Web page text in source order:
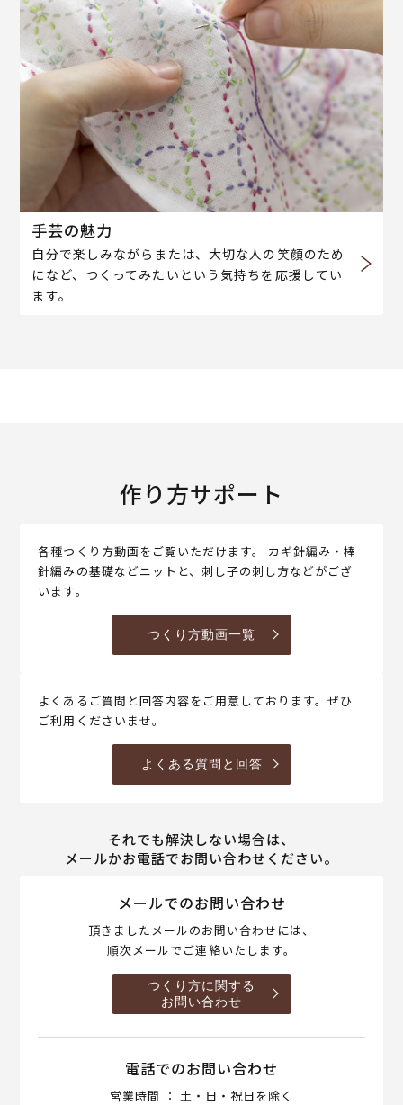
手芸の魅力
自分で楽しみながらまたは、大切な人の笑顔のため
になど、つくってみたいという気持ちを応援してい
ます。
作り方サポート
各種つくり方動画をご覧いただけます。 カギ針編み・棒
針編みの基礎などニットと、刺し子の刺し方などがござ
います。
つくり方動画一覧
よくあるご質問と回答内容をご用意しております。ぜひ
ご利用くださいませ。
よくある質問と回答
それでも解決しない場合は、
メールかお電話でお問い合わせください。
メールでのお問い合わせ
頂きましたメールのお問い合わせには、
順次メールでご連絡いたします。
つくり方に関する
お問い合わせ
電話でのお問い合わせ
営業時間 ： 土・日・祝日を除く